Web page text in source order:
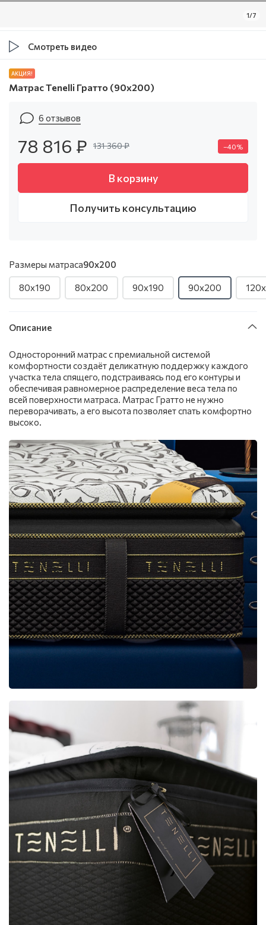
1/7
Смотреть видео
АКЦИЯ!
Матрас Tenelli Гратто (90х200)
6 отзывов
78 816 ₽ 131 360 ₽ –40%
В корзину
Получить консультацию
Размеры матраса90x200
80x190 80x200 90x190 90x200
Описание
Односторонний матрас с премиальной системой
комфортности создаёт деликатную поддержку каждого
участка тела спящего, подстраиваясь под его контуры и
обеспечивая равномерное распределение веса тела по
всей поверхности матраса. Матрас Гратто не нужно
переворачивать, а его высота позволяет спать комфортно
высоко.